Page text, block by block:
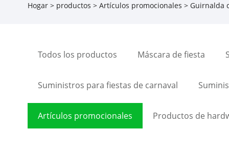
Hogar > productos > Artículos promocionales > Guirnalda
Todos los productos Máscara de fiesta
Suministros para fiestas de carnaval
Artículos promocionales Productos de